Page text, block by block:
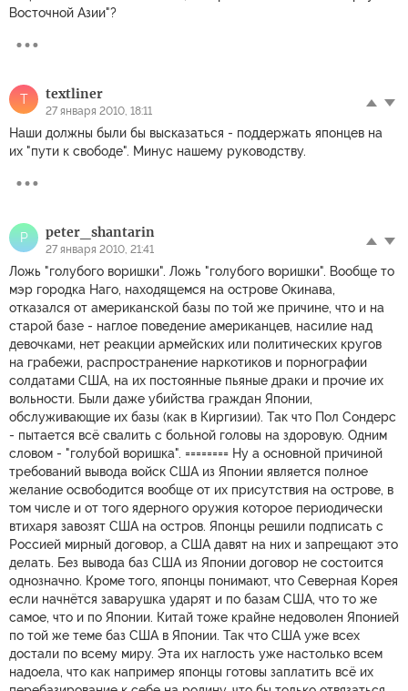
Восточной Азии"?
T textliner
27 января 2010, 18:11
Наши должны были бы высказаться - поддержать японцев на
их "пути к свободе". Минус нашему руководству.
P peter_shantarin
27 января 2010, 21:41
Ложь "голубого воришки". Ложь "голубого воришки". Вообще то
мэр городка Наго, находящемся на острове Окинава,
отказался от американской базы по той же причине, что и на
старой базе - наглое поведение американцев, насилие над
девочками, нет реакции армейских или политических кругов
на грабежи, распространение наркотиков и порнографии
солдатами США, на их постоянные пьяные драки и прочие их
вольности. Были даже убийства граждан Японии,
обслуживающие их базы (как в Киргизии). Так что Пол Сондерс
- пытается всё свалить с больной головы на здоровую. Одним
словом - "голубой воришка". ======== Ну а основной причиной
требований вывода войск США из Японии является полное
желание освободится вообще от их присутствия на острове, в
том числе и от того ядерного оружия которое периодически
втихаря завозят США на остров. Японцы решили подписать с
Россией мирный договор, а США давят на них и запрещают это
делать. Без вывода баз США из Японии договор не состоится
однозначно. Кроме того, японцы понимают, что Северная Корея
если начнётся заварушка ударят и по базам США, что то же
самое, что и по Японии. Китай тоже крайне недоволен Японией
по той же теме баз США в Японии. Так что США уже всех
достали по всему миру. Эта их наглость уже настолько всем
надоела, что как например японцы готовы заплатить всё их